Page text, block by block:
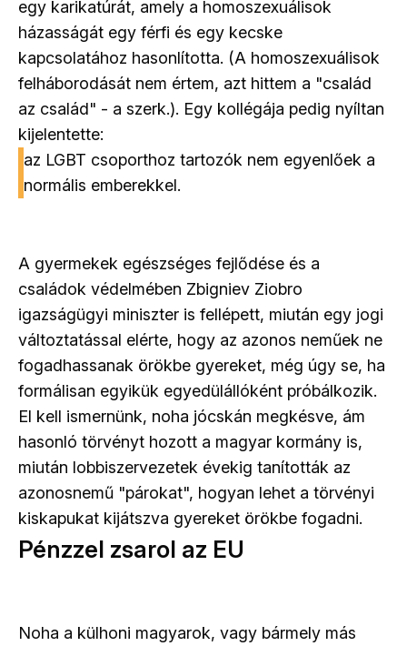
egy karikatúrát, amely a homoszexuálisok
házasságát egy férfi és egy kecske
kapcsolatához hasonlította. (A homoszexuálisok
felháborodását nem értem, azt hittem a "család
az család" - a szerk.). Egy kollégája pedig nyíltan
kijelentette:
az LGBT csoporthoz tartozók nem egyenlőek a
normális emberekkel.
A gyermekek egészséges fejlődése és a
családok védelmében Zbigniev Ziobro
igazságügyi miniszter is fellépett, miután egy jogi
változtatással elérte, hogy az azonos neműek ne
fogadhassanak örökbe gyereket, még úgy se, ha
formálisan egyikük egyedülállóként próbálkozik.
El kell ismernünk, noha jócskán megkésve, ám
hasonló törvényt hozott a magyar kormány is,
miután lobbiszervezetek évekig tanították az
azonosnemű "párokat", hogyan lehet a törvényi
kiskapukat kijátszva gyereket örökbe fogadni.
Pénzzel zsarol az EU
Noha a külhoni magyarok, vagy bármely más